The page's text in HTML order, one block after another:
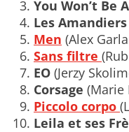
You Won’t Be
Les Amandiers
Men (Alex
Sans filtre
EO (Jerzy
Corsage (Marie
Piccolo corpo
Leila et ses